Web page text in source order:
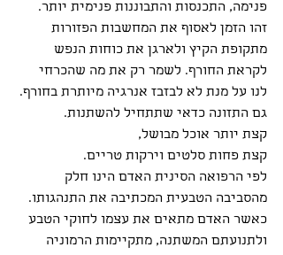
פנימה, התכנסות והתבוננות פנימית יותר.
זהו הזמן לאסוף את המחשבות הפזורות
מתקופת הקיץ ולארגן את כוחות הנפש
לקראת החורף. לשמר רק את מה שהכרחי
לנו על מנת לא לבזבז אנרגיה מיותרת בחורף.
גם התזונה כדאי שתתחיל להשתנות.
קצת יותר אוכל מבושל,
קצת פחות סלטים וירקות טריים.
לפי הרפואה הסינית האדם הינו חלק
מהסביבה הטבעית המכתיבה את התנהגותו.
כאשר האדם מתאים את עצמו לחוקי הטבע
ולתנועתם המשתנה, מתקיימות הרמוניה